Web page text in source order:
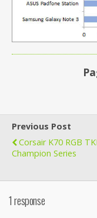
Previous Post
Corsair K70 RGB
Champion Series
1 response